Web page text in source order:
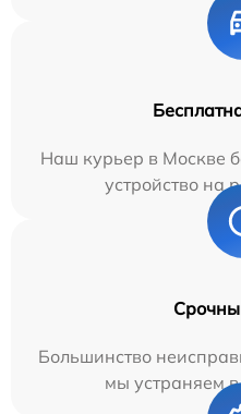
Наш курьер в Москве
устройство на
Большинство
мы устраняем